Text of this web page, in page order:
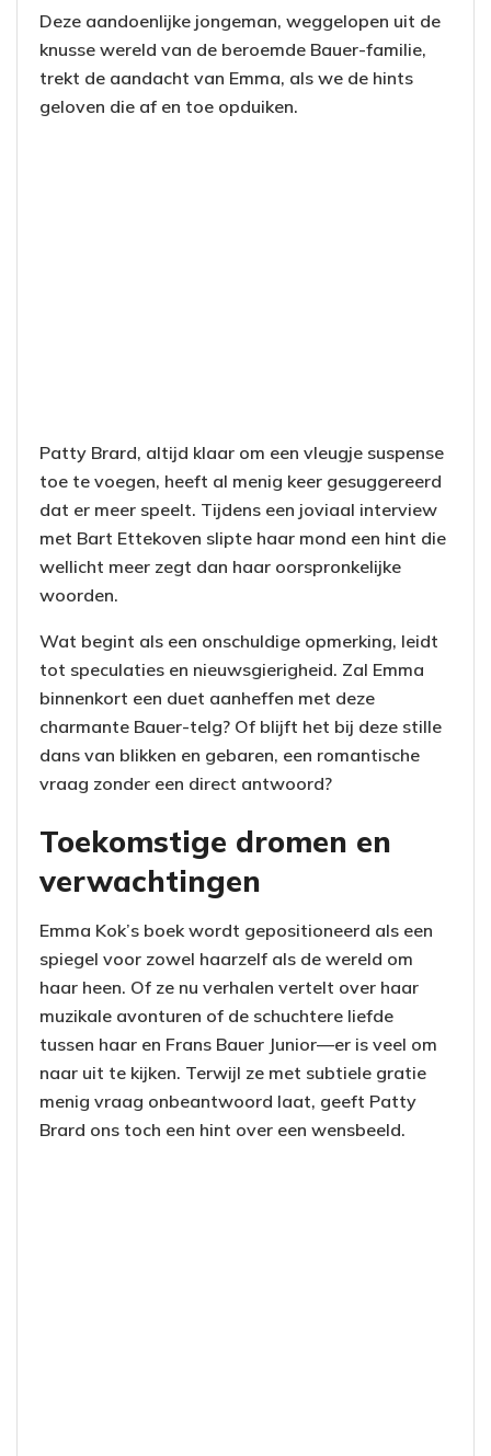
Deze aandoenlijke jongeman, weggelopen uit de
knusse wereld van de beroemde Bauer-familie,
trekt de aandacht van Emma, als we de hints
geloven die af en toe opduiken.
Patty Brard, altijd klaar om een vleugje suspense
toe te voegen, heeft al menig keer gesuggereerd
dat er meer speelt. Tijdens een joviaal interview
met Bart Ettekoven slipte haar mond een hint die
wellicht meer zegt dan haar oorspronkelijke
woorden.
Wat begint als een onschuldige opmerking, leidt
tot speculaties en nieuwsgierigheid. Zal Emma
binnenkort een duet aanheffen met deze
charmante Bauer-telg? Of blijft het bij deze stille
dans van blikken en gebaren, een romantische
vraag zonder een direct antwoord?
Toekomstige dromen en
verwachtingen
Emma Kok’s boek wordt gepositioneerd als een
spiegel voor zowel haarzelf als de wereld om
haar heen. Of ze nu verhalen vertelt over haar
muzikale avonturen of de schuchtere liefde
tussen haar en Frans Bauer Junior—er is veel om
naar uit te kijken. Terwijl ze met subtiele gratie
menig vraag onbeantwoord laat, geeft Patty
Brard ons toch een hint over een wensbeeld.